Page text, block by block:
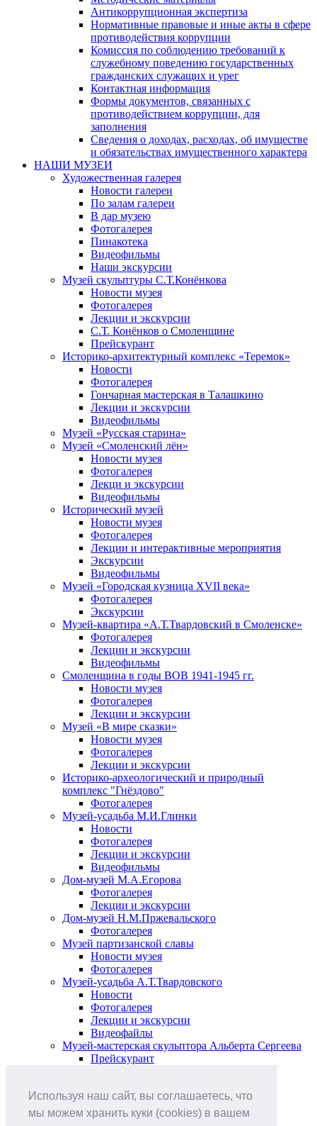
Используя наш сайт, вы соглашаетесь, что
мы можем хранить куки (cookies) в вашем
Антикоррупционная экспертиза
Нормативные правовые и иные акты в сфере
противодействия коррупции
Комиссия по соблюдению требований к
служебному поведению государственных
гражданских служащих и урег
Контактная информация
Формы документов, связанных с
противодействием коррупции, для
заполнения
Сведения о доходах, расходах, об имуществе
и обязательствах имущественного характера
НАШИ МУЗЕИ
Художественная галерея
Новости галереи
По залам галереи
В дар музею
Фотогалерея
Пинакотека
Видеофильмы
Наши экскурсии
Музей скульптуры С.Т.Конёнкова
Новости музея
Фотогалерея
Лекции и экскурсии
С.Т. Конёнков о Смоленщине
Прейскурант
Историко-архитектурный комплекс «Теремок»
Новости
Фотогалерея
Гончарная мастерская в Талашкино
Лекции и экскурсии
Видеофильмы
Музей «Русская старина»
Музей «Смоленский лён»
Новости музея
Фотогалерея
Лекци и экскурсии
Видеофильмы
Исторический музей
Новости музея
Фотогалерея
Лекции и интерактивные мероприятия
Экскурсии
Видеофильмы
Музей «Городская кузница XVII века»
Фотогалерея
Экскурсии
Музей-квартира «А.Т.Твардовский в Смоленске»
Фотогалерея
Лекции и экскурсии
Видеофильмы
Смоленщина в годы ВОВ 1941-1945 гг.
Новости музея
Фотогалерея
Лекции и экскурсии
Музей «В мире сказки»
Новости музея
Фотогалерея
Лекции и экскурсии
Историко-археологический и природный
комплекс "Гнёздово"
Фотогалерея
Музей-усадьба М.И.Глинки
Новости
Фотогалерея
Лекции и экскурсии
Видеофильмы
Дом-музей М.А.Егорова
Фотогалерея
Лекции и экскурсии
Дом-музей Н.М.Пржевальского
Фотогалерея
Музей партизанской славы
Новости музея
Фотогалерея
Музей-усадьба А.Т.Твардовского
Новости
Фотогалерея
Лекции и экскурсии
Видеофайлы
Музей-мастерская скульптора Альберта Сергеева
Прейскурант
Анонс мероприятий
Виртуальные выставки